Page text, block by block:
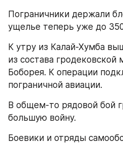
Пограничники держали
ущелье теперь уже до
К утру из Калай-Хумба
из состава гродековской
Боборея. К операции
пограничной авиации.
В общем-то рядовой бой
большую войну.
Боевики и отряды